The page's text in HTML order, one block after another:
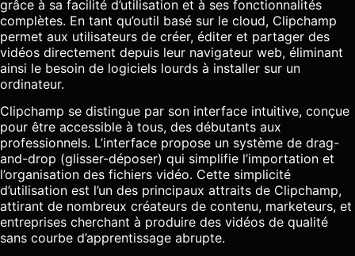
grâce à sa facilité d’utilisation et à ses fonctionnalités
complètes. En tant qu’outil basé sur le cloud, Clipchamp
permet aux utilisateurs de créer, éditer et partager des
vidéos directement depuis leur navigateur web, éliminant
ainsi le besoin de logiciels lourds à installer sur un
ordinateur.
Clipchamp se distingue par son interface intuitive, conçue
pour être accessible à tous, des débutants aux
professionnels. L’interface propose un système de drag-
and-drop (glisser-déposer) qui simplifie l’importation et
l’organisation des fichiers vidéo. Cette simplicité
d’utilisation est l’un des principaux attraits de Clipchamp,
attirant de nombreux créateurs de contenu, marketeurs, et
entreprises cherchant à produire des vidéos de qualité
sans courbe d’apprentissage abrupte.